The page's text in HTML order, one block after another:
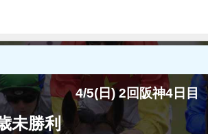
4/5(日) 2回阪神4日目
未勝利